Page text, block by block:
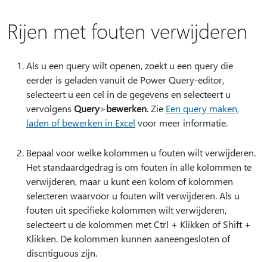
Rijen met fouten verwijderen
Als u een query wilt openen, zoekt u een query die
eerder is geladen vanuit de Power Query-editor,
selecteert u een cel in de gegevens en selecteert u
vervolgens Query>bewerken. Zie Een query maken,
laden of bewerken in Excel voor meer informatie.
Bepaal voor welke kolommen u fouten wilt verwijderen.
Het standaardgedrag is om fouten in alle kolommen te
verwijderen, maar u kunt een kolom of kolommen
selecteren waarvoor u fouten wilt verwijderen. Als u
fouten uit specifieke kolommen wilt verwijderen,
selecteert u de kolommen met Ctrl + Klikken of Shift +
Klikken. De kolommen kunnen aaneengesloten of
discntiguous zijn.